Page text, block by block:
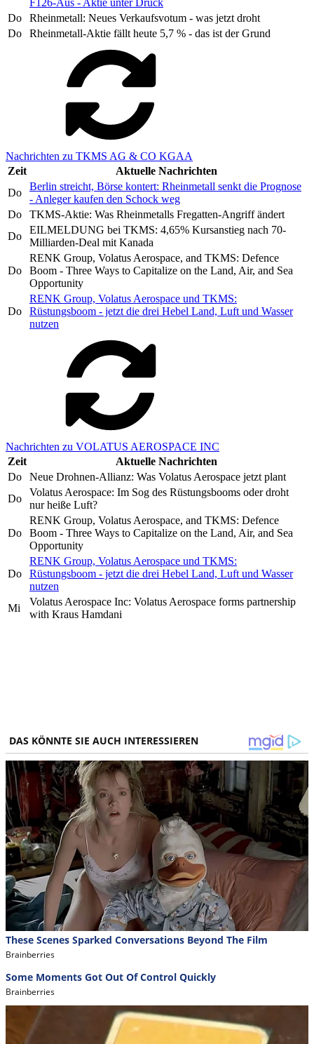
Do
Rheinmetall: Neues Verkaufsvotum - was jetzt droht
Do
Rheinmetall-Aktie fällt heute 5,7 % - das ist der Grund
Nachrichten zu TKMS AG & CO KGAA
Zeit
Aktuelle Nachrichten
Do
Berlin streicht, Börse kontert: Rheinmetall senkt die Prognose
- Anleger kaufen den Schock weg
Do
TKMS-Aktie: Was Rheinmetalls Fregatten-Angriff ändert
Do
EILMELDUNG bei TKMS: 4,65% Kursanstieg nach 70-
Milliarden-Deal mit Kanada
Do
RENK Group, Volatus Aerospace, and TKMS: Defence
Boom - Three Ways to Capitalize on the Land, Air, and Sea
Opportunity
Do
RENK Group, Volatus Aerospace und TKMS:
Rüstungsboom - jetzt die drei Hebel Land, Luft und Wasser
nutzen
Nachrichten zu VOLATUS AEROSPACE INC
Zeit
Aktuelle Nachrichten
Do
Neue Drohnen-Allianz: Was Volatus Aerospace jetzt plant
Do
Volatus Aerospace: Im Sog des Rüstungsbooms oder droht
nur heiße Luft?
Do
RENK Group, Volatus Aerospace, and TKMS: Defence
Boom - Three Ways to Capitalize on the Land, Air, and Sea
Opportunity
Do
RENK Group, Volatus Aerospace und TKMS:
Rüstungsboom - jetzt die drei Hebel Land, Luft und Wasser
nutzen
Mi
Volatus Aerospace Inc: Volatus Aerospace forms partnership
with Kraus Hamdani